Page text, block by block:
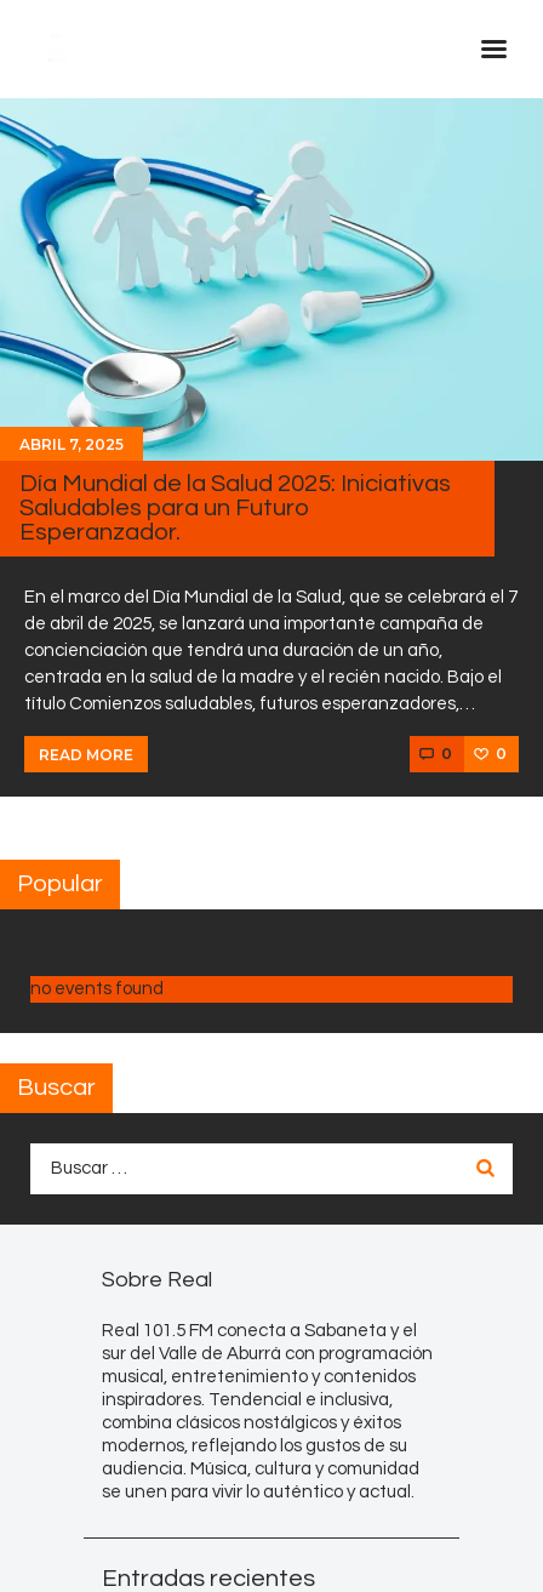
Streaming
En Vivo
Descarga La APP
Programas
Noticias
Equipo
Sobre Nosotros
Contactos
ABRIL 7, 2025
Día Mundial de la Salud 2025: Iniciativas
Saludables para un Futuro
Esperanzador.
En el marco del Día Mundial de la Salud, que se celebrará el 7
de abril de 2025, se lanzará una importante campaña de
concienciación que tendrá una duración de un año,
centrada en la salud de la madre y el recién nacido. Bajo el
título Comienzos saludables, futuros esperanzadores,…
READ MORE 0 0
Popular
no events found
Buscar
Sobre Real
Real 101.5 FM conecta a Sabaneta y el
sur del Valle de Aburrá con programación
musical, entretenimiento y contenidos
inspiradores. Tendencial e inclusiva,
combina clásicos nostálgicos y éxitos
modernos, reflejando los gustos de su
audiencia. Música, cultura y comunidad
se unen para vivir lo auténtico y actual.
Entradas recientes